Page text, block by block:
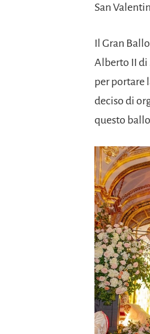
San
Il Gran
Alberto II di
per portare
deciso di
questo